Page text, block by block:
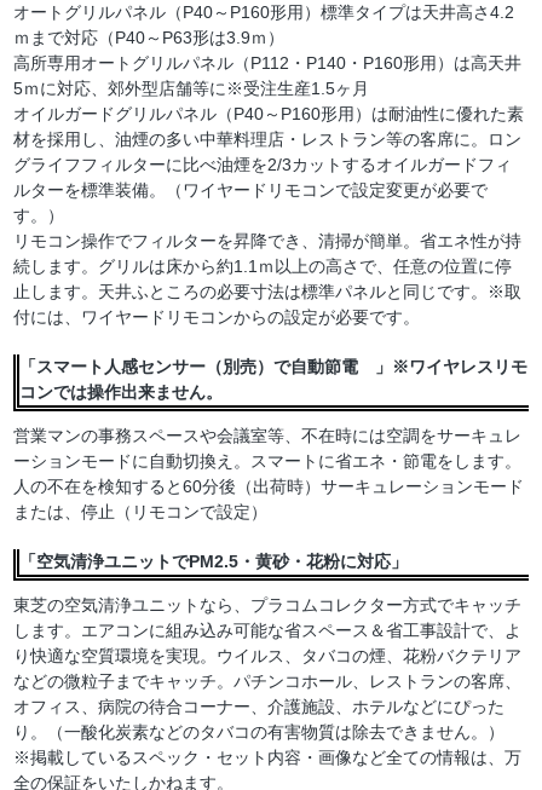
オートグリルパネル（P40～P160形用）標準タイプは天井高さ4.2
ｍまで対応（P40～P63形は3.9ｍ）
高所専用オートグリルパネル（P112・P140・P160形用）は高天井
5ｍに対応、郊外型店舗等に※受注生産1.5ヶ月
オイルガードグリルパネル（P40～P160形用）は耐油性に優れた素
材を採用し、油煙の多い中華料理店・レストラン等の客席に。ロン
グライフフィルターに比べ油煙を2/3カットするオイルガードフィ
ルターを標準装備。（ワイヤードリモコンで設定変更が必要で
す。）
リモコン操作でフィルターを昇降でき、清掃が簡単。省エネ性が持
続します。グリルは床から約1.1ｍ以上の高さで、任意の位置に停
止します。天井ふところの必要寸法は標準パネルと同じです。※取
付には、ワイヤードリモコンからの設定が必要です。
「スマート人感センサー（別売）で自動節電 」※ワイヤレスリモ
コンでは操作出来ません。
営業マンの事務スペースや会議室等、不在時には空調をサーキュレ
ーションモードに自動切換え。スマートに省エネ・節電をします。
人の不在を検知すると60分後（出荷時）サーキュレーションモード
または、停止（リモコンで設定）
「空気清浄ユニットでPM2.5・黄砂・花粉に対応」
東芝の空気清浄ユニットなら、プラコムコレクター方式でキャッチ
します。エアコンに組み込み可能な省スペース＆省工事設計で、よ
り快適な空質環境を実現。ウイルス、タバコの煙、花粉バクテリア
などの微粒子までキャッチ。パチンコホール、レストランの客席、
オフィス、病院の待合コーナー、介護施設、ホテルなどにぴった
り。（一酸化炭素などのタバコの有害物質は除去できません。）
※掲載しているスペック・セット内容・画像など全ての情報は、万
全の保証をいたしかねます。